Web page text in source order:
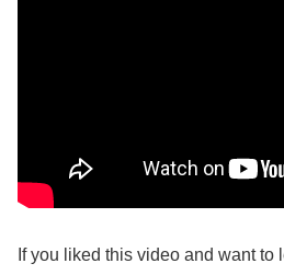
If you liked this video and want to